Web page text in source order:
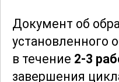
оперативного
Этот курс
Документ об
установленного
в течение 2-3
завершения